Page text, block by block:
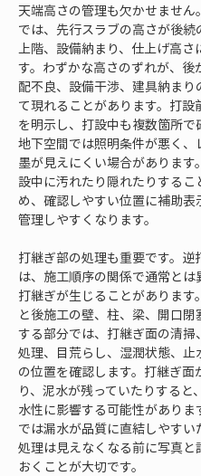
天端高さの管理も欠かせません
では、先行スラブの高さが後続
上階、設備納まり、仕上げ高さ
す。わずかな高さのずれが、後
配不良、設備干渉、建具納まり
て現れることがあります。打設
を明示し、打設中も複数箇所で
地下空間では照明条件が悪く、
墨が見えにくい場合があります
設中に汚れたり隠れたりするこ
め、確認しやすい位置に補助表
管理しやすくなります。
打継ぎ部の処理も重要です。逆
は、施工順序の関係で通常とは
打継ぎが生じることがあります
と後施工の壁、柱、梁、開口閉
する部分では、打継ぎ面の清掃
処理、目荒らし、湿潤状態、止
の位置を確認します。打継ぎ面
り、泥水が残っていたりすると
水性に影響する可能性がありま
では漏水が品質に直結しやすい
処理は見えなくなる前に写真と
おくことが大切です。